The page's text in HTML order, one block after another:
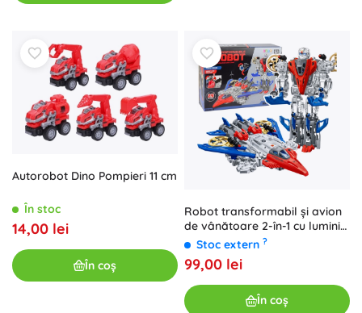
Autorobot Dino Pompieri 11 cm
În stoc
14,00 lei
În coș
Robot transformabil și avion
de vânătoare 2-în-1 cu lumini
și sunete, 29 piese
Stoc extern ?
99,00 lei
În coș